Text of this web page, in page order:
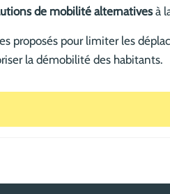
de mobilité alternativesà
proposés pour limiter les
la démobilité des habitants.